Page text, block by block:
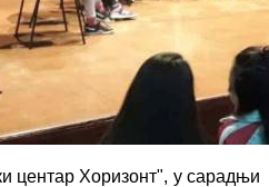
центар Хоризонт", у сарадњи